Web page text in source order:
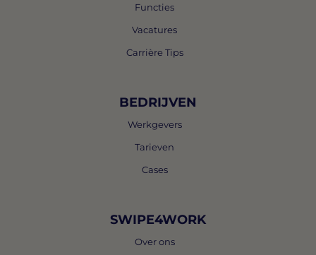
Functies
Vacatures
Carrière Tips
BEDRIJVEN
Werkgevers
Tarieven
Cases
SWIPE4WORK
Over ons